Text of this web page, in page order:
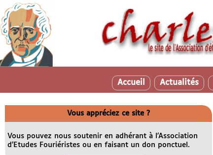
Accueil Actualités
Vous appréciez ce site ?
Vous pouvez nous soutenir en adhérant à l’Association
d’Etudes Fouriéristes ou en faisant un don ponctuel.